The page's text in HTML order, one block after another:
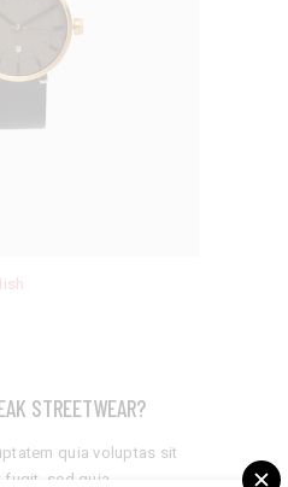
STREETWEAR?
quia voluptas sit
fugit, sed quia